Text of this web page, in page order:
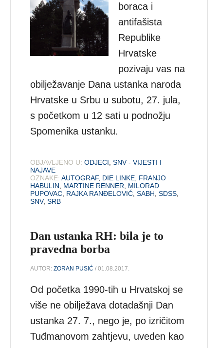
boraca i
antifašista
Republike
Hrvatske
pozivaju vas na
obilјežavanje Dana ustanka naroda
Hrvatske u Srbu u subotu, 27. jula,
s početkom u 12 sati u podnožju
Spomenika ustanku.
OBJAVLJENO U: ODJECI ,SNV - VIJESTI I
NAJAVE
OZNAKE: AUTOGRAF, DIE LINKE FRANJO
HABULIN
MARTINE RENNER
MILORAD
PUPOVAC RAJKA RANĐELOVIĆ ,SABH ,SDSS
SNV,SRB
Dan ustanka RH: bila je to
pravedna borba
AUTOR:ZORAN PUSIĆ / 01.08.2017.
Od početka 1990-tih u Hrvatskoj se
više ne obilježava dotadašnji Dan
ustanka 27. 7., nego je, po izričitom
Tuđmanovom zahtjevu, uveden kao